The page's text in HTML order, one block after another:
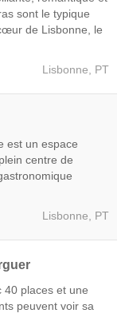
sont le typique
de Lisbonne, le
Lisbonne, PT
est un espace
centre de
Lisbonne, PT
40 places et une
peuvent voir sa